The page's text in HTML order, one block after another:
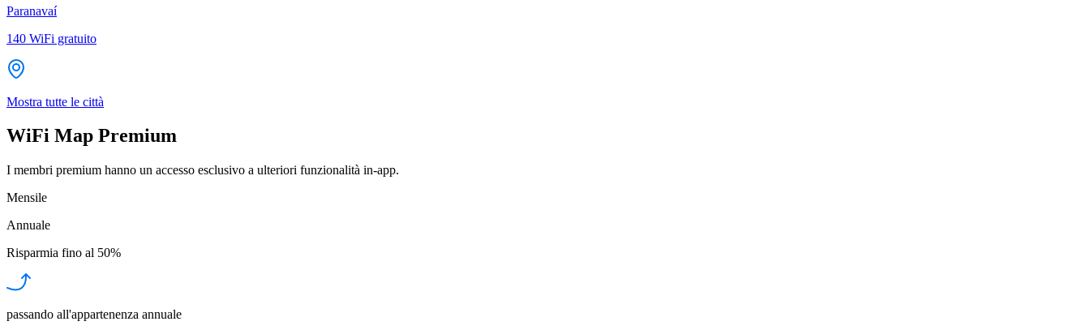
Paranavaí
140 WiFi gratuito
Mostra tutte le città
WiFi Map Premium
I membri premium hanno un accesso esclusivo a ulteriori funzionalità in-app.
Mensile
Annuale
Risparmia fino al 50%
passando all'appartenenza annuale